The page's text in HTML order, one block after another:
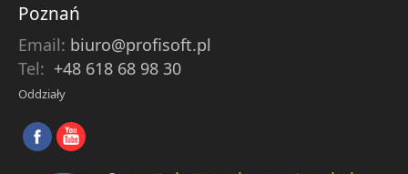
Poznań
Email: biuro@profisoft.pl
Tel: +48 618 68 98 30
Oddziały